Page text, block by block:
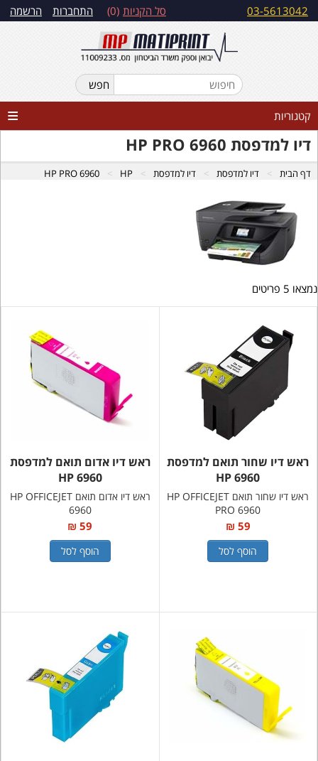
התחברות הרשמה סל הקניות 0 03-5613042
קטגוריות
דיו למדפסת HP PRO 6960
דף הבית דיו למדפסת דיו למדפסת HP
HP PRO 6960
נמצאו 5 פריטים
ראש דיו שחור תואם למדפסת
HP 6960
ראש דיו שחור תואם HP OFFICEJET
PRO 6960
59 ₪
הוסף לסל
ראש דיו אדום תואם למדפסת
HP 6960
ראש דיו אדום תואם HP OFFICEJET
6960
59 ₪
הוסף לסל